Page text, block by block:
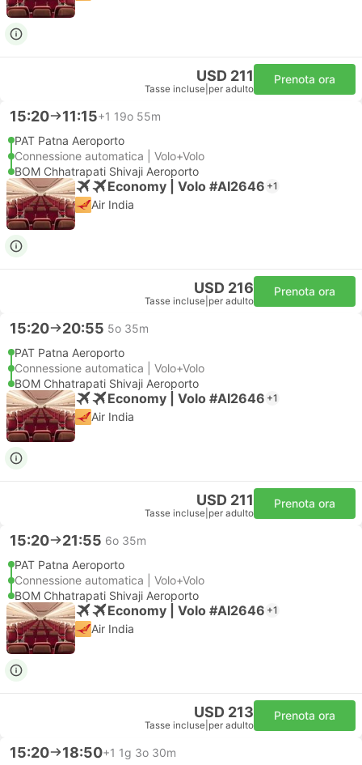
USD 211
Tasse incluse per adulto
Prenota ora
15:20 11:15+1 19o 55m
PAT Patna Aeroporto
Connessione automatica | Volo+Volo
BOM Chhatrapati Shivaji Aeroporto
Economy | Volo #AI2646 +1
Air India
USD 216
Tasse incluse per adulto
Prenota ora
15:20 20:55 5o 35m
PAT Patna Aeroporto
Connessione automatica | Volo+Volo
BOM Chhatrapati Shivaji Aeroporto
Economy | Volo #AI2646 +1
Air India
USD 211
Tasse incluse per adulto
Prenota ora
15:20 21:55 6o 35m
PAT Patna Aeroporto
Connessione automatica | Volo+Volo
BOM Chhatrapati Shivaji Aeroporto
Economy | Volo #AI2646 +1
Air India
USD 213
Tasse incluse per adulto
Prenota ora
15:20 18:50+1 1g 3o 30m